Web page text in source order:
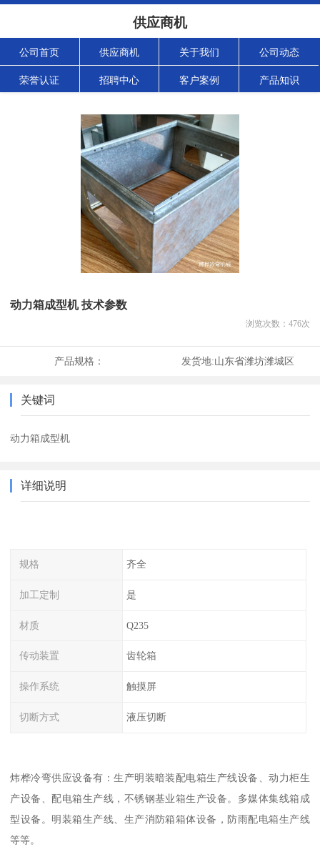
供应商机
公司首页 供应商机 关于我们 公司动态
荣誉认证 招聘中心 客户案例 产品知识
动力箱成型机 技术参数
浏览次数： 476次
产品规格： 发货地:山东省潍坊潍城区
关键词
动力箱成型机
详细说明
规格 齐全
加工定制 是
材质 Q235
传动装置 齿轮箱
操作系统 触摸屏
切断方式 液压切断
炜桦冷弯供应设备有：生产明装暗装配电箱生产线设备、动力柜生
产设备、配电箱生产线，不锈钢基业箱生产设备。多媒体集线箱成
型设备。明装箱生产线、生产消防箱箱体设备，防雨配电箱生产线
等等。